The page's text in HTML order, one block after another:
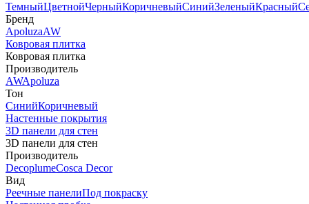
ТемныйЦветнойЧерныйКоричневыйСинийЗеленыйКрасный
Бренд
ApoluzaAW
Ковровая плитка
Ковровая плитка
Производитель
AWApoluza
Тон
СинийКоричневый
Настенные покрытия
3D панели для стен
3D панели для стен
Производитель
DecoplumeCosca Decor
Вид
Реечные панелиПод покраску